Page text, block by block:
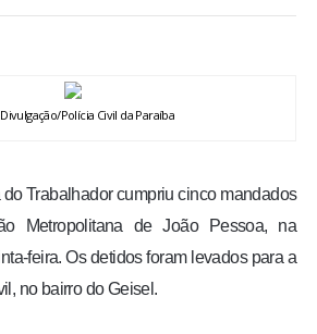
Polícia Civil da Paraíba
Trabalhador cumpriu cinco mandados
Metropolitana de João Pessoa, na
feira. Os detidos foram levados para a
no bairro do Geisel.